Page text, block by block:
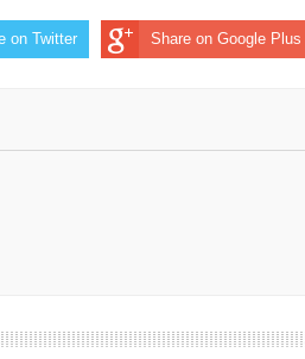
posesión presidencial
/ En solo dos años y siete meses,
para los 4 años de gobierno
on Twitter Share on Google Plus